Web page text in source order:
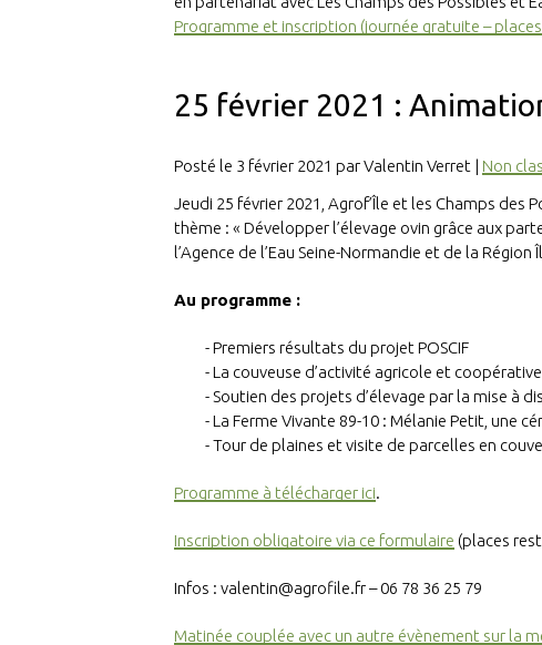
Programme et inscription (journée gratuite –
25 février 2021 :
Posté le 3 février 2021 par Valentin Verret | Non
Jeudi 25 février 2021, Agrof’Île et les Champs des
thème : « Développer l’élevage ovin grâce aux
l’Agence de l’Eau Seine-Normandie et de la Région
Au programme :
Premiers résultats du projet POSCIF
La couveuse d’activité agricole et
Soutien des projets d’élevage par la mise à
La Ferme Vivante 89-10 : Mélanie Petit, une
Tour de plaines et visite de parcelles en
Programme à télécharger ici.
Inscription obligatoire via ce formulaire (places
Infos : valentin@agrofile.fr – 06 78 36 25 79
Matinée couplée avec un autre évènement sur la